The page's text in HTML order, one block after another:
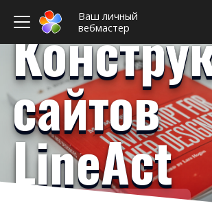
Ваш личный
вебмастер
сайтов
LineAct
Ваш личный вебмастер